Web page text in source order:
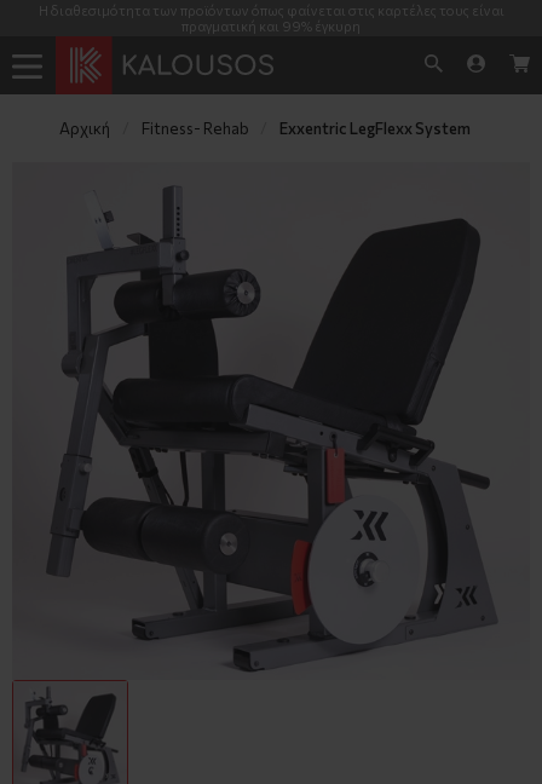
Η διαθεσιμότητα των προϊόντων όπως φαίνεται στις καρτέλες τους είναι
πραγματική και 99% έγκυρη
Αρχική Fitness- Rehab Exxentric LegFlexx System